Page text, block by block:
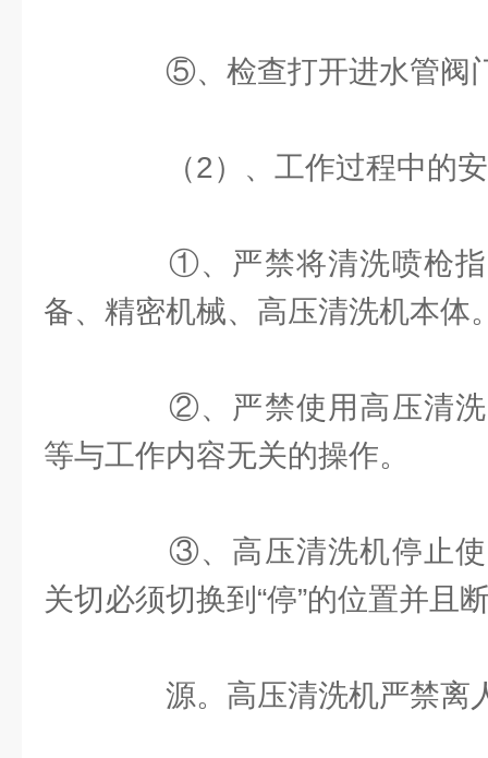
⑤、检查打开进水管阀
（2）、工作过程中的安
①、严禁将清洗喷枪指
备、精密机械、高压清洗机本体
②、严禁使用高压清洗
等与工作内容无关的操作。
③、高压清洗机停止使
关切必须切换到“停”的位置并且
源。高压清洗机严禁离